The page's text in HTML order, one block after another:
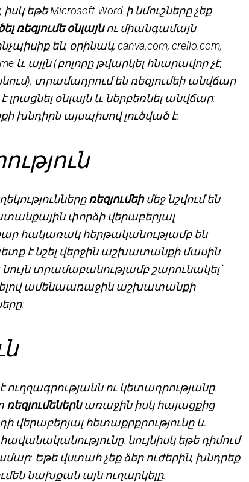
եթե Microsoft Word-ի նմուշները չեք
ռեզյումե օնլայնու միանգամայն
են, օրինակ, canva.com, crello.com,
և այլն (բոլորը թվարկել հնարավոր չէ,
տրամադրում են ռեզյումեի անվճար
լրացնել օնլայն և ներբեռնել անվճար:
խնդիրն այսպիսով լուծված է:
ռեզյումեիմեջ նշվում են
փորձի վերաբերյալ
հակառակ հերթականությամբ են
է նշել վերջին աշխատանքի մասին
տրամաբանությամբ շարունակել՝
ամենաառաջին աշխատանքի
ուղղագրությանն ու կետադրությանը:
ռեզյումեներնառաջին իսկ հայացքից
վերաբերյալ հետաքրքրությունը և
նույնիսկ եթե դիմում
Եթե վստահ չեք ձեր ուժերին, խնդրեք
նախքան այն ուղարկելը: